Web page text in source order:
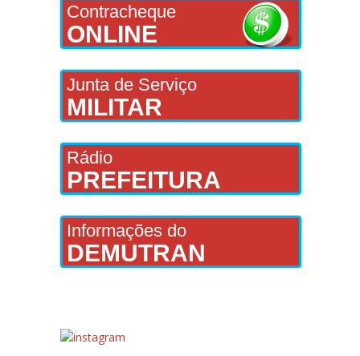
Contracheque
ONLINE
Junta de Serviço
MILITAR
Rádio
PREFEITURA
Informações do
DEMUTRAN